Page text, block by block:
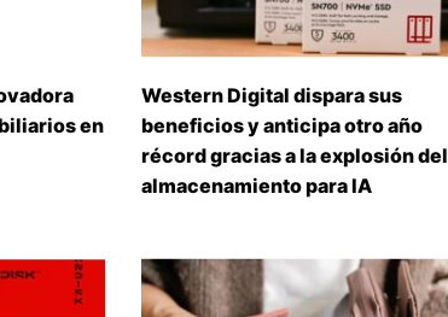
en
Western Digital dispara sus
beneficios y anticipa otro año
récord gracias a la explosión del
almacenamiento para IA